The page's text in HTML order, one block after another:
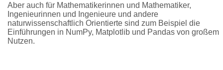
Aber auch für Mathematikerinnen und Mathematiker,
Ingenieurinnen und Ingenieure und andere
naturwissenschaftlich Orientierte sind zum Beispiel die
Einführungen in NumPy, Matplotlib und Pandas von großem
Nutzen.